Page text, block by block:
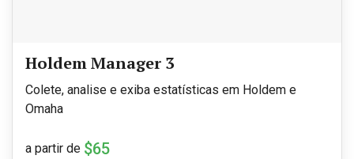
Holdem Manager 3
Colete, analise e exiba estatísticas em Holdem e
Omaha
a partir de $65